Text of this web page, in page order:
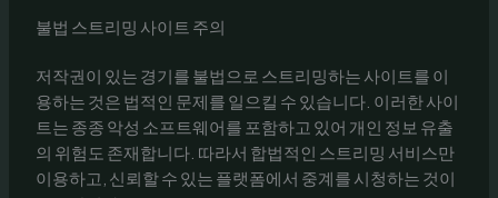
불법 스트리밍 사이트 주의
저작권이 있는 경기를 불법으로 스트리밍하는 사이트를 이
용하는 것은 법적인 문제를 일으킬 수 있습니다. 이러한 사이
트는 종종 악성 소프트웨어를 포함하고 있어 개인 정보 유출
의 위험도 존재합니다. 따라서 합법적인 스트리밍 서비스만
이용하고, 신뢰할 수 있는 플랫폼에서 중계를 시청하는 것이